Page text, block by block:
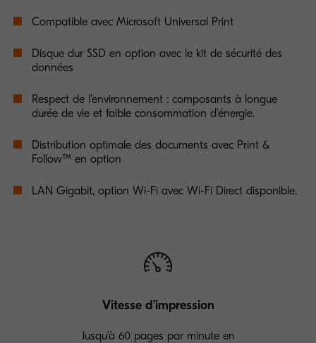
Compatible avec Microsoft Universal Print
Disque dur SSD en option avec le kit de sécurité des
données
Respect de l'environnement : composants à longue
durée de vie et faible consommation d'énergie.
Distribution optimale des documents avec Print &
Follow™ en option
LAN Gigabit, option Wi-Fi avec Wi-Fi Direct disponible.
Vitesse d’impression
Jusqu’à 60 pages par minute en